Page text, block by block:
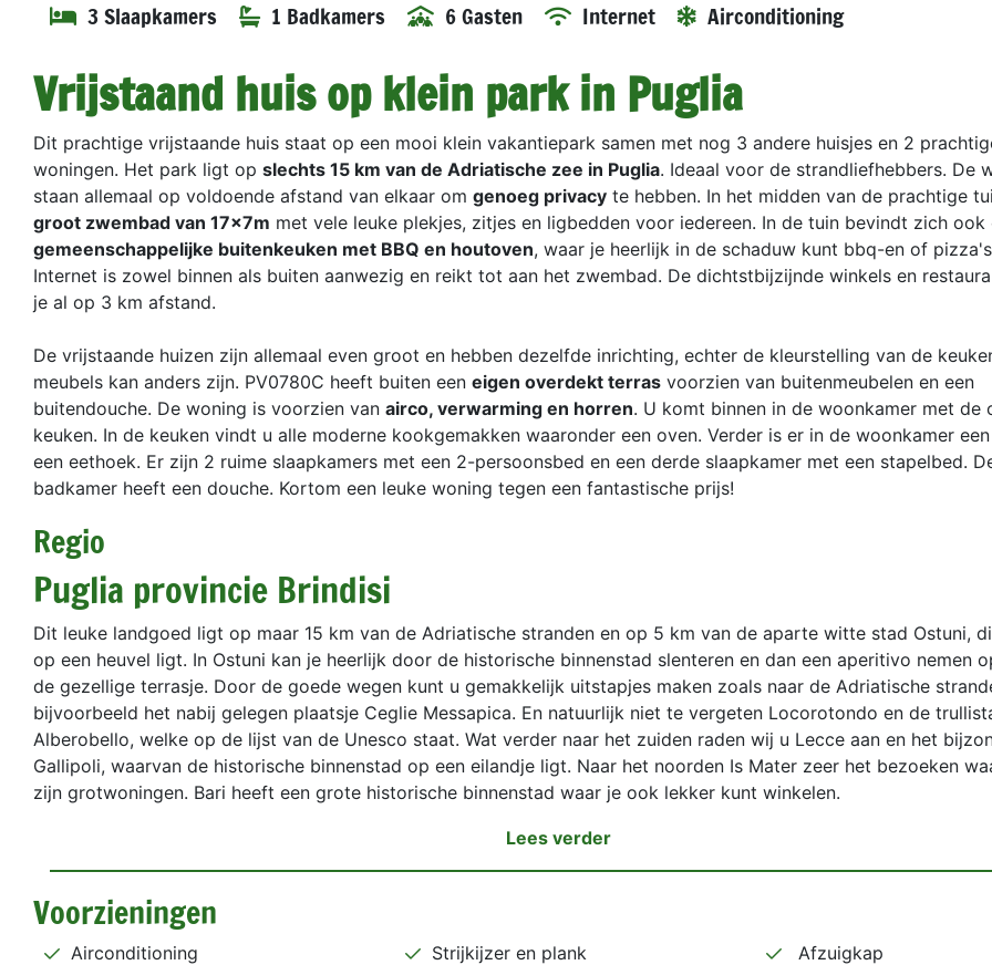
3 Slaapkamers 1 Badkamers 6 Gasten Internet Airconditioning
Vrijstaand huis op klein park in Puglia
Dit prachtige vrijstaande huis staat op een mooi klein vakantiepark samen met nog 3 andere huisjes en 2
woningen. Het park ligt op slechts 15 km van de Adriatische zee in Puglia. Ideaal voor de strandliefhebbers. De
staan allemaal op voldoende afstand van elkaar om genoeg privacy te hebben. In het midden van de prachtige
groot zwembad van 17x7m met vele leuke plekjes, zitjes en ligbedden voor iedereen. In de tuin bevindt zich
gemeenschappelijke buitenkeuken met BBQ en houtoven, waar je heerlijk in de schaduw kunt bbq-en of
Internet is zowel binnen als buiten aanwezig en reikt tot aan het zwembad. De dichtstbijzijnde winkels en
je al op 3 km afstand.
De vrijstaande huizen zijn allemaal even groot en hebben dezelfde inrichting, echter de kleurstelling van de
meubels kan anders zijn. PV0780C heeft buiten een eigen overdekt terras voorzien van buitenmeubelen en een
buitendouche. De woning is voorzien van airco, verwarming en horren. U komt binnen in de woonkamer met de
keuken. In de keuken vindt u alle moderne kookgemakken waaronder een oven. Verder is er in de woonkamer
een eethoek. Er zijn 2 ruime slaapkamers met een 2-persoonsbed en een derde slaapkamer met een stapelbed.
badkamer heeft een douche. Kortom een leuke woning tegen een fantastische prijs!
Regio
Puglia provincie Brindisi
Dit leuke landgoed ligt op maar 15 km van de Adriatische stranden en op 5 km van de aparte witte stad Ostuni,
op een heuvel ligt. In Ostuni kan je heerlijk door de historische binnenstad slenteren en dan een aperitivo nemen
de gezellige terrasje. Door de goede wegen kunt u gemakkelijk uitstapjes maken zoals naar de Adriatische
bijvoorbeeld het nabij gelegen plaatsje Ceglie Messapica. En natuurlijk niet te vergeten Locorotondo en de
Alberobello, welke op de lijst van de Unesco staat. Wat verder naar het zuiden raden wij u Lecce aan en het
Gallipoli, waarvan de historische binnenstad op een eilandje ligt. Naar het noorden Is Mater zeer het bezoeken
zijn grotwoningen. Bari heeft een grote historische binnenstad waar je ook lekker kunt winkelen.
Lees verder
Voorzieningen
Airconditioning
Strijkijzer en plank
Afzuigkap